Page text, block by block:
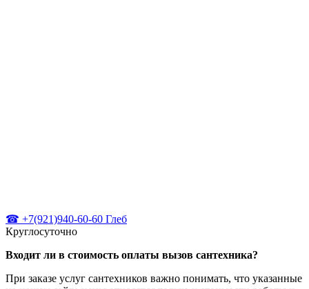
☎ +7(921)940-60-60 Глеб
Круглосуточно
Входит ли в стоимость оплаты вызов сантехника?
При заказе услуг сантехников важно понимать, что указанные